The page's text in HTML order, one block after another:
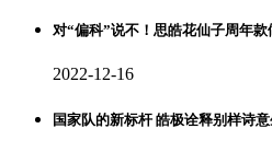
对“偏科”说不！思皓花仙子周年
2022-12-16
国家队的新标杆 皓极诠释别样诗